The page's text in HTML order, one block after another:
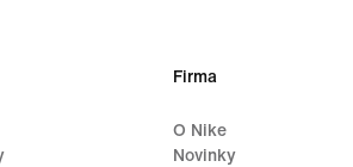
Firma
O Nike
Novinky